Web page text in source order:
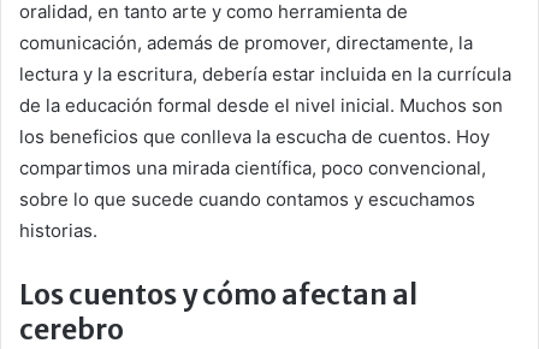
oralidad, en tanto arte y como herramienta de
comunicación, además de promover, directamente, la
lectura y la escritura, debería estar incluida en la currícula
de la educación formal desde el nivel inicial. Muchos son
los beneficios que conlleva la escucha de cuentos. Hoy
compartimos una mirada científica, poco convencional,
sobre lo que sucede cuando contamos y escuchamos
historias.
Los cuentos y cómo afectan al
cerebro